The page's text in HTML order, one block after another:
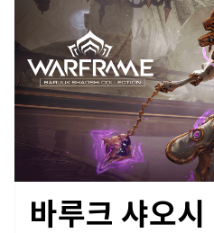
바루크 샤오